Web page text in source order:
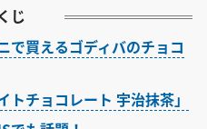
じ
で買えるゴディバのチョコ
チョコレート 宇治抹茶」